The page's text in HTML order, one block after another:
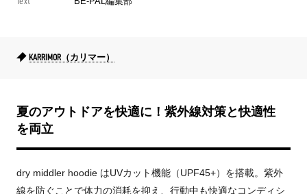
KARRIMOR（カリマー）
夏のアウトドアを快適に！紫外線対策と快適性
を両立
dry middler hoodie はUVカット機能（UPF45+）を搭載。紫外
線を防ぐことで体力の消耗を抑え、行動中も快適なコンディシ